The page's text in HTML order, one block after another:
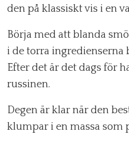
den på klassiskt vis i en
Börja med att blanda
i de torra ingredienserna
Efter det är det dags för
russinen.
Degen är klar när den
klumpar i en massa som